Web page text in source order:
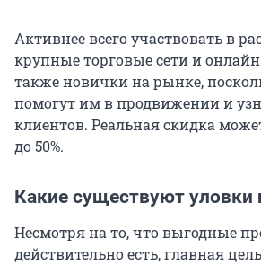
Активнее всего участвовать в
крупные торговые сети и
также новички на рынке,
помогут им в продвижении и
клиентов. Реальная скидка
до 50%.
Какие существуют уловки
Несмотря на то, что выгодные
действительно есть, главная